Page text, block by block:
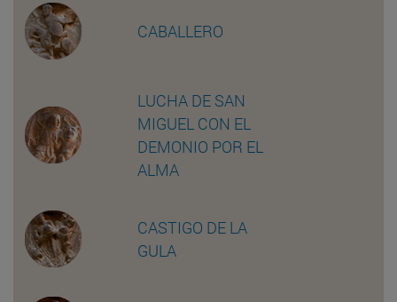
CABALLERO
LUCHA DE SAN
MIGUEL CON EL
DEMONIO POR EL
ALMA
CASTIGO DE LA
GULA